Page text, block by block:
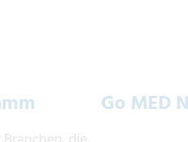
Go MED